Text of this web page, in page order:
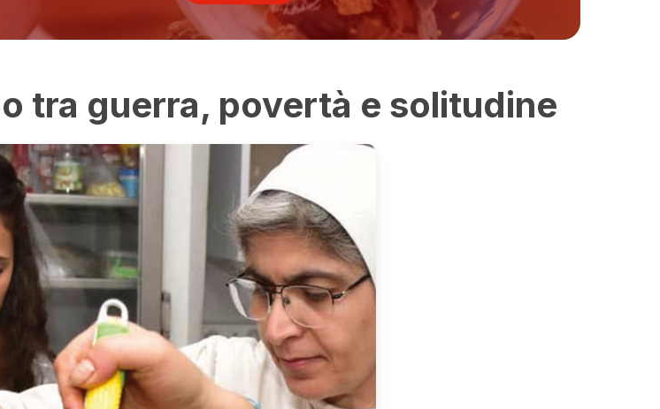
tra guerra, povertà e solitudine